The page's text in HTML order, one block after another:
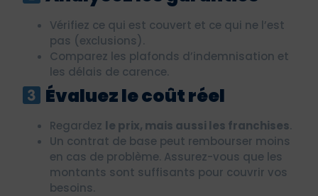
Vérifiez ce qui est couvert et ce qui ne l’est
pas (exclusions).
Comparez les plafonds d’indemnisation et
les délais de carence.
Évaluez le coût réel
Regardez le prix, mais aussi les franchises.
Un contrat de base peut rembourser moins
en cas de problème. Assurez-vous que les
montants sont suffisants pour couvrir vos
besoins.